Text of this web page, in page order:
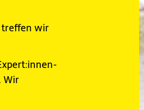
treffen wir
Wir